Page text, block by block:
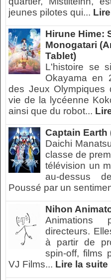
jeunes pilotes qui...
Hirune Hime:
Monogatari
Tablet)
L'histoire se
Okayama en
des Jeux Olympiques
vie de la lycéenne
ainsi que du robot...
Captain Earth
Daichi
classe de
télévision un
au-dessus
Poussé par un
Nihon
Animations
directeurs.
à partir de
spin-off, films
VJ Films... Lire la suite